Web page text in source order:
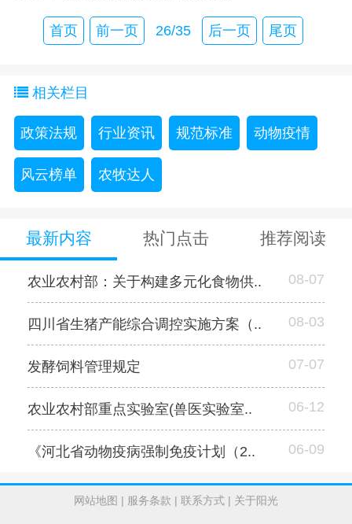
首页 前一页 26/35 后一页 尾页
相关栏目
政策法规 行业资讯 规范标准 动物疫情
风云榜单 农牧达人
最新内容 热门点击 推荐阅读
农业农村部：关于构建多元化食物供.. 08-07
四川省生猪产能综合调控实施方案（.. 08-03
发酵饲料管理规定 07-07
农业农村部重点实验室(兽医实验室.. 06-12
《河北省动物疫病强制免疫计划（2.. 06-09
网站地图 | 服务条款 | 联系方式 | 关于阳光